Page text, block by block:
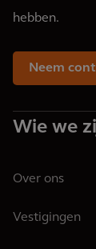
hebben.
Neem
Wie we
Over ons
Vestigingen